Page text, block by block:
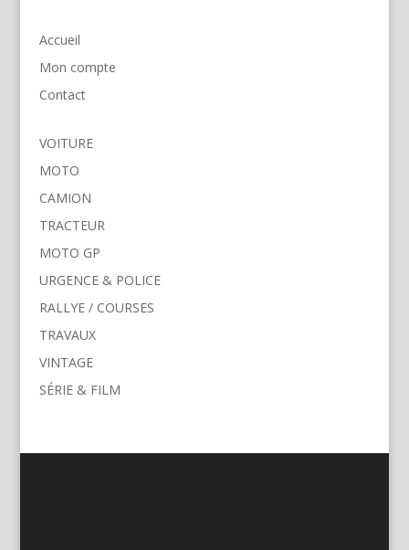
Accueil
Mon compte
Contact
VOITURE
MOTO
CAMION
TRACTEUR
MOTO GP
URGENCE & POLICE
RALLYE / COURSES
TRAVAUX
VINTAGE
SÉRIE & FILM